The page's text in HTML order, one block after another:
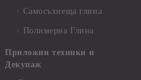
Самосъхнеща глина
Полимерна Глина
Приложни техники и
Декупаж